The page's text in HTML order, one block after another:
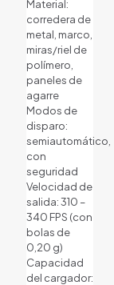
Material:
corredera de
metal, marco,
miras/riel de
polímero,
paneles de
agarre
Modos de
disparo:
semiautomático,
con
seguridad
Velocidad de
salida: 310 –
340 FPS (con
bolas de
0,20 g)
Capacidad
del cargador: